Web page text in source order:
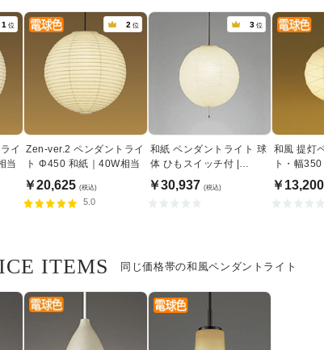
1 位
イ
当
2 位
Zen-ver.2 ペンダントライ
ト Φ450 和紙｜40W相当
￥20,625 (税込)
5.0
3 位
和紙 ペンダントライト 球
体 ひもスイッチ付 |
200W相当・黒コード
￥30,937 (税込)
和風 提灯
ト・幅350
￥13,200
同じ価格帯の和風ペンダントライト
ITEMS